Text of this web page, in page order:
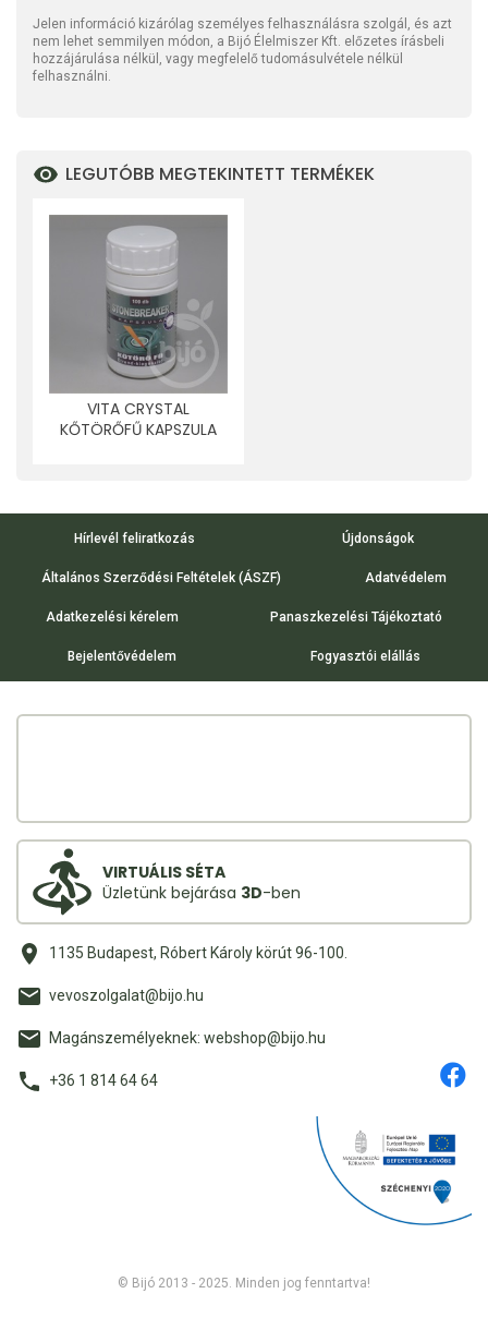
Jelen információ kizárólag személyes felhasználásra szolgál, és azt
nem lehet semmilyen módon, a Bijó Élelmiszer Kft. előzetes írásbeli
hozzájárulása nélkül, vagy megfelelő tudomásulvétele nélkül
felhasználni.
LEGUTÓBB MEGTEKINTETT TERMÉKEK
VITA CRYSTAL
KŐTÖRŐFŰ KAPSZULA
Hírlevél feliratkozás Újdonságok
Általános Szerződési Feltételek (ÁSZF) Adatvédelem
Adatkezelési kérelem Panaszkezelési Tájékoztató
Bejelentővédelem Fogyasztói elállás
VIRTUÁLIS SÉTA
Üzletünk bejárása 3D-ben
1135 Budapest, Róbert Károly körút 96-100.
vevoszolgalat@bijo.hu
Magánszemélyeknek: webshop@bijo.hu
+36 1 814 64 64
© Bijó 2013 - 2025. Minden jog fenntartva!